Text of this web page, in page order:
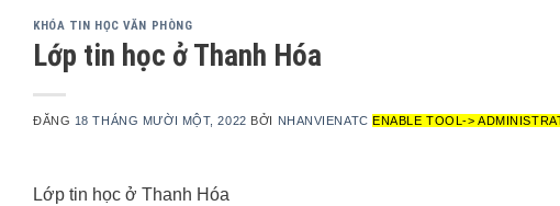
KHÓA TIN HỌC VĂN PHÒNG
Lớp tin học ở Thanh Hóa
ĐĂNG 18 THÁNG MƯỜI MỘT, 2022 BỞI NHANVIENATC ENABLE TOOL->
Lớp tin học ở Thanh Hóa